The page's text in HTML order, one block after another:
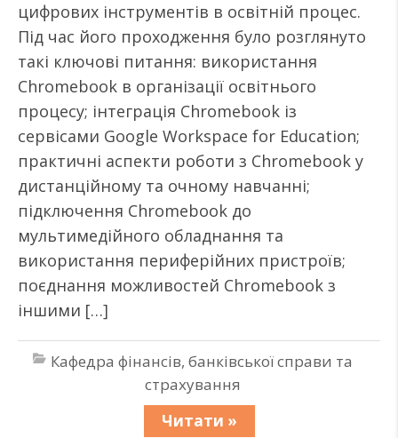
цифрових інструментів в освітній процес.
Під час його проходження було розглянуто
такі ключові питання: використання
Chromebook в організації освітнього
процесу; інтеграція Chromebook із
сервісами Google Workspace for Education;
практичні аспекти роботи з Chromebook у
дистанційному та очному навчанні;
підключення Chromebook до
мультимедійного обладнання та
використання периферійних пристроїв;
поєднання можливостей Chromebook з
іншими […]
Кафедра фінансів, банківської справи та
страхування
Читати »